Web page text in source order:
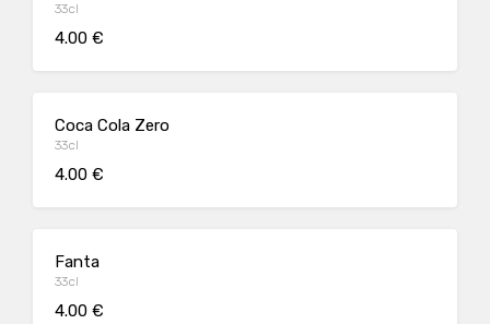
33cl
4.00 €
Coca Cola Zero
33cl
4.00 €
Fanta
33cl
4.00 €